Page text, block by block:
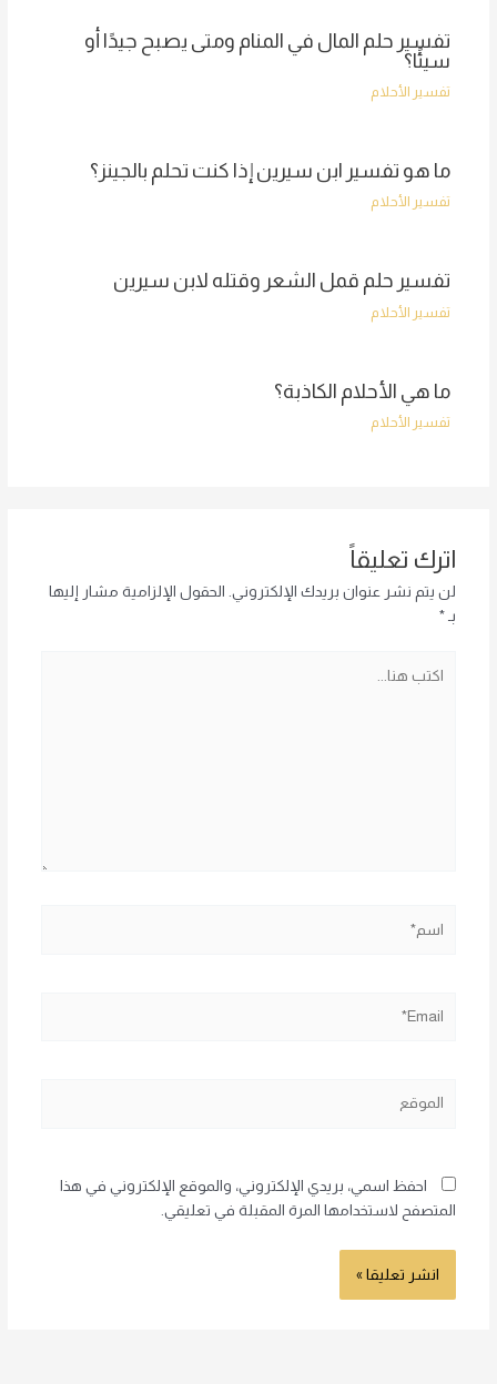
تفسير حلم المال في المنام ومتى يصبح جيدًا أو
سيئًا؟
تفسير الأحلام
ما هو تفسير ابن سيرين إذا كنت تحلم بالجينز؟
تفسير الأحلام
تفسير حلم قمل الشعر وقتله لابن سيرين
تفسير الأحلام
ما هي الأحلام الكاذبة؟
تفسير الأحلام
اترك تعليقاً
لن يتم نشر عنوان بريدك الإلكتروني.
الحقول الإلزامية مشار إليها
بـ *
هنا...
احفظ اسمي، بريدي الإلكتروني، والموقع الإلكتروني في هذا
المتصفح لاستخدامها المرة المقبلة في تعليقي.